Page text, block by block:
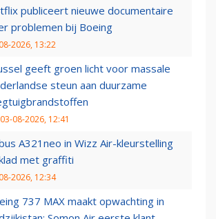
publiceert nieuwe documentaire
problemen bij Boeing
2026, 13:22
geeft groen licht voor massale
steun aan duurzame
03-08-2026, 12:41
A321neo in Wizz Air-kleurstelling
met graffiti
2026, 12:34
737 MAX maakt opwachting in